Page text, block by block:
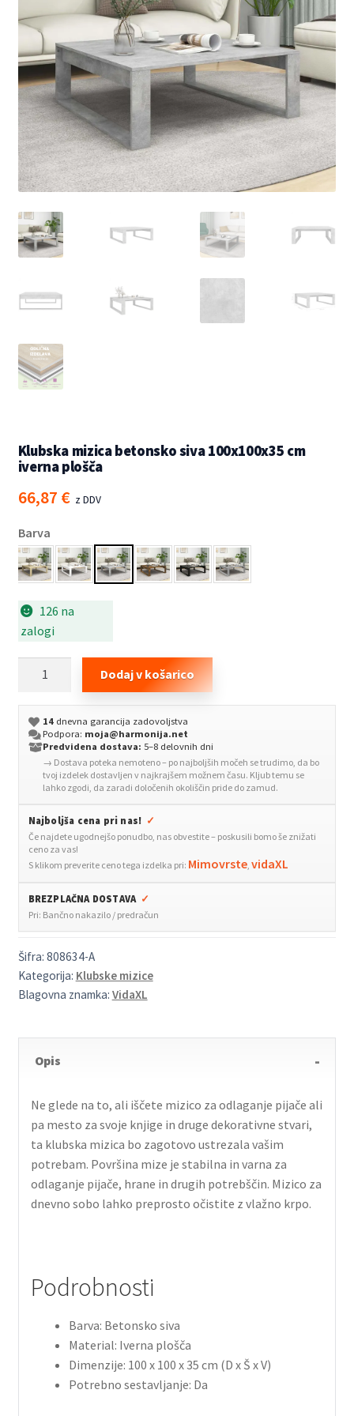
Klubska mizica betonsko siva 100x100x35 cm
iverna plošča
66,87 € z DDV
Barva
126 na
zalogi
betonsko
siva
100x100x35
iverna
količina
Dodaj v košarico
14dnevna garancija zadovoljstva
Podpora: moja@harmonija.net
Predvidena dostava: 5–8 delovnih dni
→ Dostava poteka nemoteno – po najboljših močeh se trudimo, da bo
tvoj izdelek dostavljen v najkrajšem možnem času. Kljub temu se
lahko zgodi, da zaradi določenih okoliščin pride do zamud.
Najboljša cena pri nas! ✓
Če najdete ugodnejšo ponudbo, nas obvestite – poskusili bomo še znižati
ceno za vas!
S klikom preverite ceno tega izdelka pri: Mimovrste, vidaXL
BREZPLAČNA DOSTAVA ✓
Pri: Bančno nakazilo / predračun
Šifra: 808634-A
Kategorija: Klubske mizice
Blagovna znamka: VidaXL
Opis
Ne glede na to, ali iščete mizico za odlaganje pijače ali
pa mesto za svoje knjige in druge dekorativne stvari,
ta klubska mizica bo zagotovo ustrezala vašim
potrebam. Površina mize je stabilna in varna za
odlaganje pijače, hrane in drugih potrebščin. Mizico za
dnevno sobo lahko preprosto očistite z vlažno krpo.
Podrobnosti
Barva: Betonsko siva
Material: Iverna plošča
Dimenzije: 100 x 100 x 35 cm (D x Š x V)
Potrebno sestavljanje: Da